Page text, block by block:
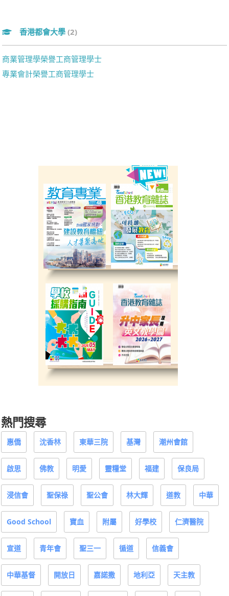
香港都會大學 (2)
商業管理學榮譽工商管理學士
專業會計榮譽工商管理學士
熱門搜尋
惠僑 沈香林 東華三院 基灣 潮州會館
啟思 佛教 明愛 靈糧堂 福建 保良局
浸信會 聖保祿 聖公會 林大輝 道教 中華
Good School 寶血 附屬 好學校 仁濟醫院
宣道 青年會 聖三一 循道 信義會
中華基督 開放日 嘉諾撒 地利亞 天主教